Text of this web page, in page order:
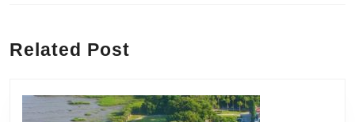
post:
Related Post